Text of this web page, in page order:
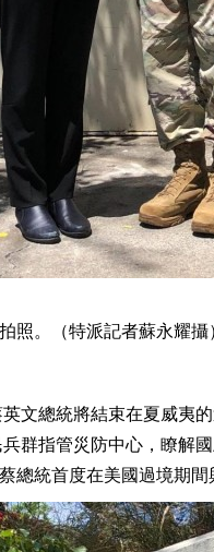
照。（特派記者蘇永耀攝
文總統將結束在夏威夷
群指管災防中心，瞭解
總統首度在美國過境期間